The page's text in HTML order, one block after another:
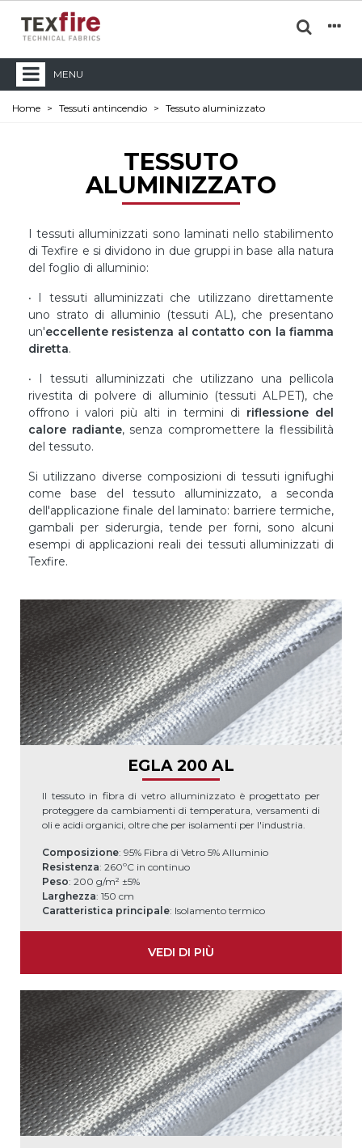
MENU
Home > Tessuti antincendio > Tessuto aluminizzato
TESSUTO
ALUMINIZZATO
I tessuti alluminizzati sono laminati nello stabilimento
di Texfire e si dividono in due gruppi in base alla natura
del foglio di alluminio:
· I tessuti alluminizzati che utilizzano direttamente
uno strato di alluminio (tessuti AL), che presentano
un'eccellente resistenza al contatto con la fiamma
diretta.
· I tessuti alluminizzati che utilizzano una pellicola
rivestita di polvere di alluminio (tessuti ALPET), che
offrono i valori più alti in termini di riflessione del
calore radiante, senza compromettere la flessibilità
del tessuto.
Si utilizzano diverse composizioni di tessuti ignifughi
come base del tessuto alluminizzato, a seconda
dell'applicazione finale del laminato: barriere termiche,
gambali per siderurgia, tende per forni, sono alcuni
esempi di applicazioni reali dei tessuti alluminizzati di
Texfire.
EGLA 200 AL
Il tessuto in fibra di vetro alluminizzato è progettato per
proteggere da cambiamenti di temperatura, versamenti di
oli e acidi organici, oltre che per isolamenti per l'industria.
Composizione: 95% Fibra di Vetro 5% Alluminio
Resistenza: 260ºC in continuo
Peso: 200 g/m² ±5%
Larghezza: 150 cm
Caratteristica principale: Isolamento termico
VEDI DI PIÙ